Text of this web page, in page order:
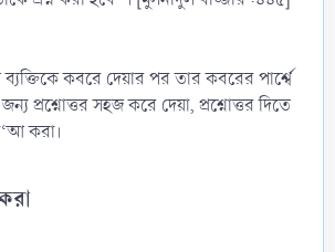
কবরে দেয়ার পর তার কবরের পার্শ্বে
প্রশ্নোত্তর সহজ করে দেয়া, প্রশ্নোত্তর দিতে
করা।